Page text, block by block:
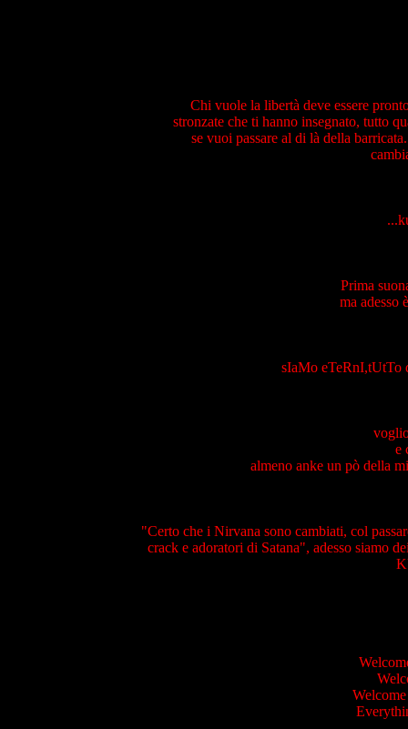
Chi vuole la libertà deve essere
stronzate che ti hanno insegnato, tutto
se vuoi passare al di là della
Prima
ma adesso
sIaMo
e
almeno anke un pò della
"Certo che i Nirvana sono cambiati, col
crack e adoratori di Satana", adesso siamo